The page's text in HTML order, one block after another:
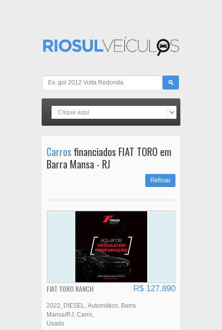
Carros financiados FIAT TORO em
Barra Mansa - RJ
Refinar
FIAT TORO RANCH R$ 127.890
2022 DIESEL Automático
Barra
Mansa/RJ Carro
Usado